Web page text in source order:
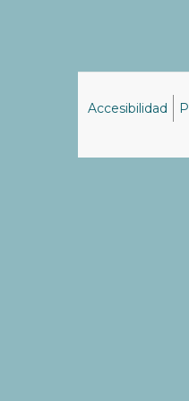
del
Accesibilidad